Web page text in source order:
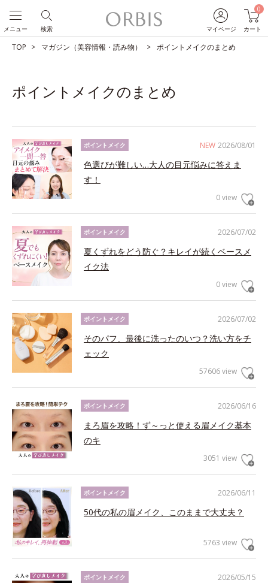
マイページ
0
カート
検索
メニュー
TOP マガジン（美容情報・読み物） ポイントメイクのまとめ
ポイントメイクのまとめ
NEW 2026/08/01
ポイントメイク
色選びが難しい…大人の目元悩みに答えま
す！
0 view
2026/07/02
ポイントメイク
夏くずれをどう防ぐ？キレイが続くベースメ
イク法
0 view
2026/07/02
ポイントメイク
そのパフ、最後に洗ったのいつ？洗い方をチ
ェック
57606 view
2026/06/16
ポイントメイク
まろ眉を攻略！ず～っと使える眉メイク基本
のキ
3051 view
2026/06/11
ポイントメイク
50代の私の眉メイク、このままで大丈夫？
5763 view
2026/05/15
ポイントメイク